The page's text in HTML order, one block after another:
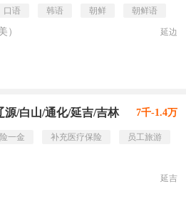
口语 韩语 朝鲜 朝鲜语
） 延边
源/白山/通化/延吉/吉林 7千-1.4万
一金 补充医疗保险
员工旅游
延吉